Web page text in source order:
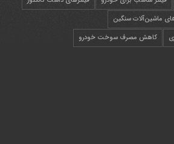
ماشین‌آلات سنگین
کاهش مصرف سوخت خودرو